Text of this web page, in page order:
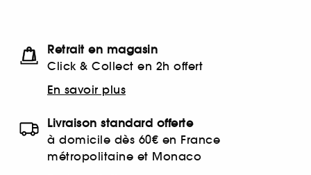
Retrait en magasin
Click & Collect en 2h offert
En savoir plus
Livraison standard offerte
à domicile dès 60€ en France
métropolitaine et Monaco